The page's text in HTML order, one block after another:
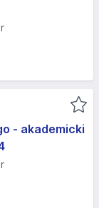
- akademicki